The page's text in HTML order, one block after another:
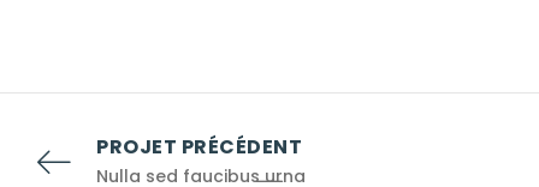
PROJET PRÉCÉDENT
Nulla sed faucibus urna